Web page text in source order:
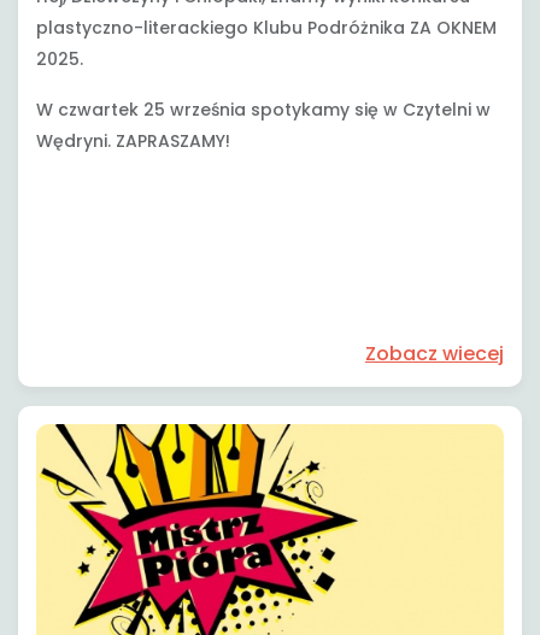
plastyczno-literackiego Klubu Podróżnika ZA OKNEM
2025.
W czwartek 25 września spotykamy się w Czytelni w
Wędryni. ZAPRASZAMY!
Zobacz wiecej